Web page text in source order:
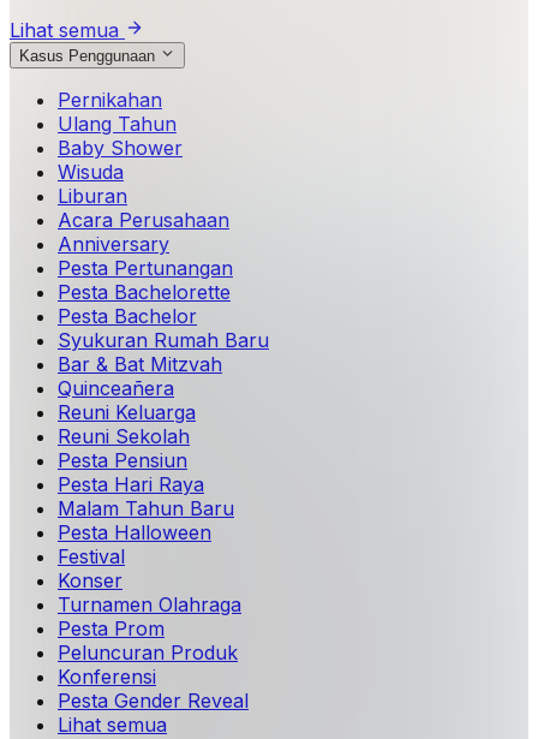
Lihat semua
Kasus Penggunaan
Pernikahan
Ulang Tahun
Baby Shower
Wisuda
Liburan
Acara Perusahaan
Anniversary
Pesta Pertunangan
Pesta Bachelorette
Pesta Bachelor
Syukuran Rumah Baru
Bar & Bat Mitzvah
Quinceañera
Reuni Keluarga
Reuni Sekolah
Pesta Pensiun
Pesta Hari Raya
Malam Tahun Baru
Pesta Halloween
Festival
Konser
Turnamen Olahraga
Pesta Prom
Peluncuran Produk
Konferensi
Pesta Gender Reveal
Lihat semua